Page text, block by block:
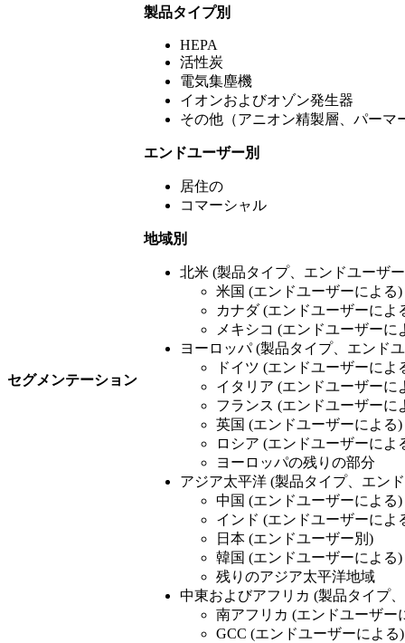
セグメンテーション
製品タイプ別
HEPA
活性炭
電気集塵機
イオンおよびオゾン発生器
その他（アニオン精製層、パーマ
エンドユーザー別
居住の
コマーシャル
地域別
北米 (製品タイプ、エンドユーザ
米国 (エンドユーザーによる)
カナダ (エンドユーザーによ
メキシコ (エンドユーザーに
ヨーロッパ (製品タイプ、エンド
ドイツ (エンドユーザーによ
イタリア (エンドユーザーに
フランス (エンドユーザーに
英国 (エンドユーザーによる)
ロシア (エンドユーザーによ
ヨーロッパの残りの部分
アジア太平洋 (製品タイプ、エン
中国 (エンドユーザーによる)
インド (エンドユーザーによ
日本 (エンドユーザー別)
韓国 (エンドユーザーによる)
残りのアジア太平洋地域
中東およびアフリカ (製品タイプ
南アフリカ (エンドユーザー
GCC (エンドユーザーによる)